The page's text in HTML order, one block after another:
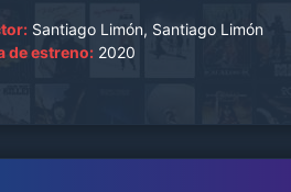
Santiago Limón, Santiago Limón
de estreno: 2020